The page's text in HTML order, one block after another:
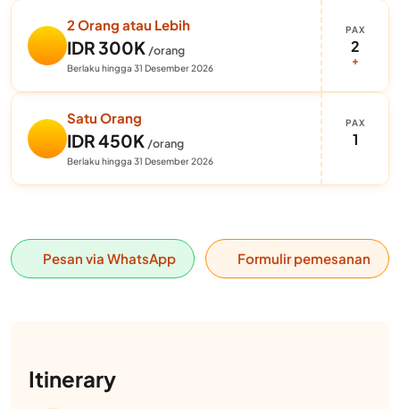
2 Orang atau Lebih
IDR 300K /orang
Berlaku hingga 31 Desember 2026
PAX
2
+
Satu Orang
IDR 450K /orang
Berlaku hingga 31 Desember 2026
PAX
1
Pesan via WhatsApp Formulir pemesanan
Itinerary